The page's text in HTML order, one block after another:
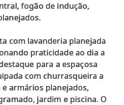
fogão de indução,
com lavanderia planejada
praticidade ao dia a
para a espaçosa
com churrasqueira a
armários planejados,
jardim e piscina. O